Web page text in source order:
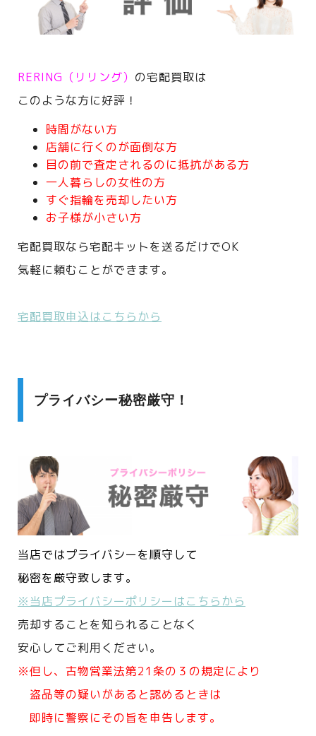
RERING（リリング） の宅配買取は
このような方に好評！
時間がない方
店舗に行くのが面倒な方
目の前で査定されるのに抵抗がある方
一人暮らしの女性の方
すぐ指輪を売却したい方
お子様が小さい方
宅配買取なら宅配キットを送るだけでOK
気軽に頼むことができます。
宅配買取申込はこちらから
プライバシー秘密厳守！
当店ではプライバシーを順守して
秘密を厳守致します。
※当店プライバシーポリシーはこちらから
売却することを知られることなく
安心してご利用ください。
※但し、古物営業法第21条の３の規定により
盗品等の疑いがあると認めるときは
即時に警察にその旨を申告します。